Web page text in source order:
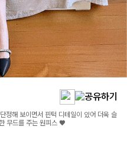
정해 보이면서 핀턱 디테일이 있어 더욱 슬
무드를 주는 원피스 ♥